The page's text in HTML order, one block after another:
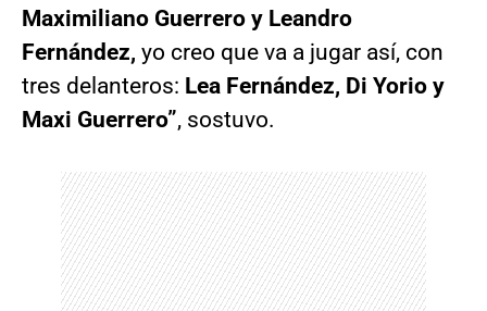
Maximiliano Guerrero y Leandro
Fernández, yo creo que va a jugar así, con
tres delanteros: Lea Fernández, Di Yorio y
Maxi Guerrero”, sostuvo.